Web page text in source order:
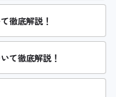
徹底解説！
て徹底解説！